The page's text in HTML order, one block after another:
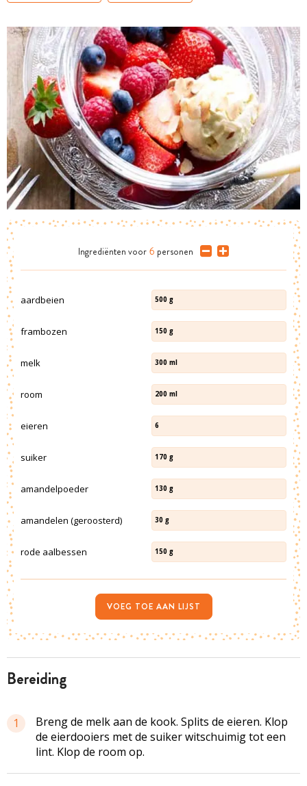
bereiding
1
Breng de melk aan de kook. Splits de eieren. Klop
de eierdooiers met de suiker witschuimig tot een
lint. Klop de room op.
Ingrediënten voor 6 personen
aardbeien 500 g
frambozen 150 g
melk 300 ml
room 200 ml
eieren 6
suiker 170 g
amandelpoeder 130 g
amandelen (geroosterd) 30 g
rode aalbessen 150 g
VOEG TOE AAN LIJST